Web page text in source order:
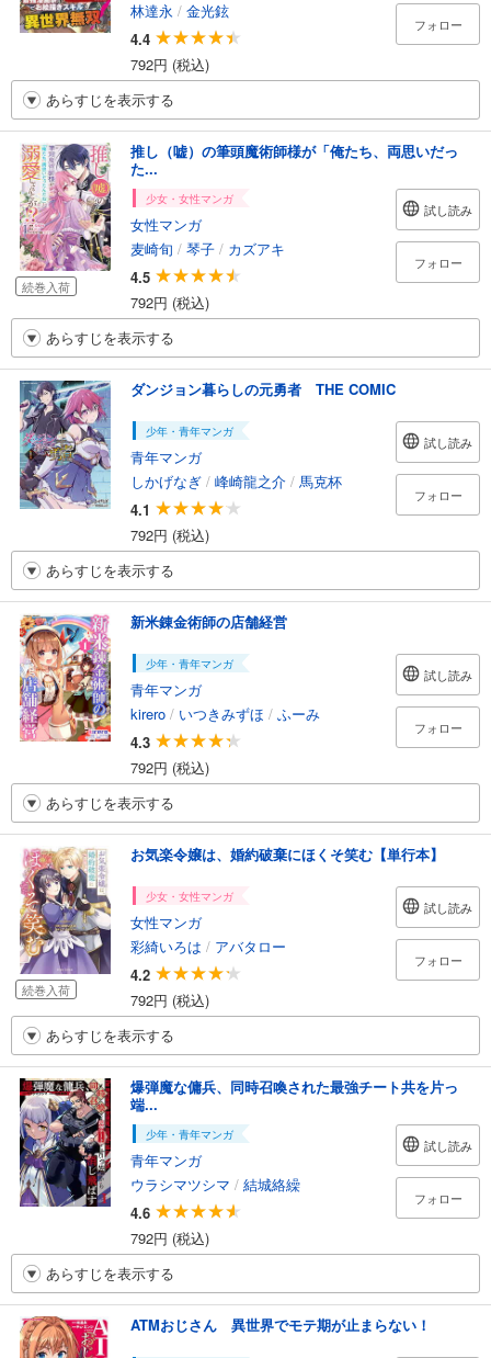
林達永 / 金光鉉
4.4
792円 (税込)
フォロー
あらすじを表示する
続巻入荷
推し（嘘）の筆頭魔術師様が「俺たち、両思いだっ
た...
少女・女性マンガ
女性マンガ
麦崎旬 / 琴子 / カズアキ
4.5
792円 (税込)
試し読み
フォロー
あらすじを表示する
ダンジョン暮らしの元勇者 THE COMIC
少年・青年マンガ
青年マンガ
しかげなぎ / 峰崎龍之介 / 馬克杯
4.1
792円 (税込)
試し読み
フォロー
あらすじを表示する
新米錬金術師の店舗経営
少年・青年マンガ
青年マンガ
kirero / いつきみずほ / ふーみ
4.3
792円 (税込)
試し読み
フォロー
あらすじを表示する
続巻入荷
お気楽令嬢は、婚約破棄にほくそ笑む【単行本】
少女・女性マンガ
女性マンガ
彩綺いろは / アバタロー
4.2
792円 (税込)
試し読み
フォロー
あらすじを表示する
爆弾魔な傭兵、同時召喚された最強チート共を片っ
端...
少年・青年マンガ
青年マンガ
ウラシマツシマ / 結城絡繰
4.6
792円 (税込)
試し読み
フォロー
あらすじを表示する
ATMおじさん 異世界でモテ期が止まらない！